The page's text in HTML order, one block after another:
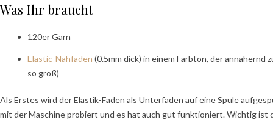
Was Ihr braucht
120er Garn
Elastic-Nähfaden (0.5mm dick) in einem Farbton, der annähernd
so groß)
Als Erstes wird der Elastik-Faden als Unterfaden auf eine Spule
mit der Maschine probiert und es hat auch gut funktioniert. Wichtig ist